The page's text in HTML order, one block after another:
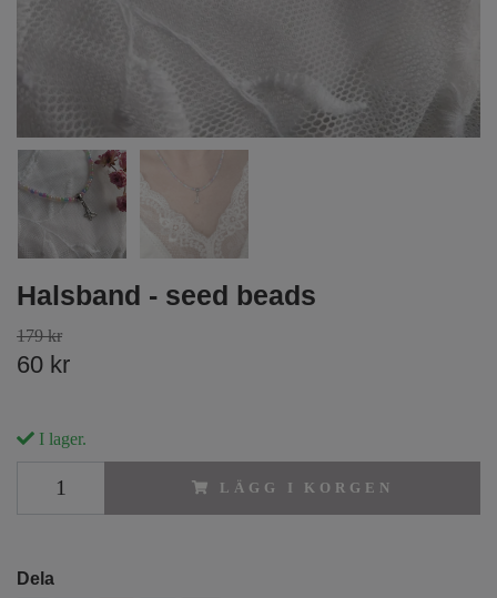
Halsband - seed beads
179 kr
60 kr
I lager.
LÄGG I KORGEN
Dela